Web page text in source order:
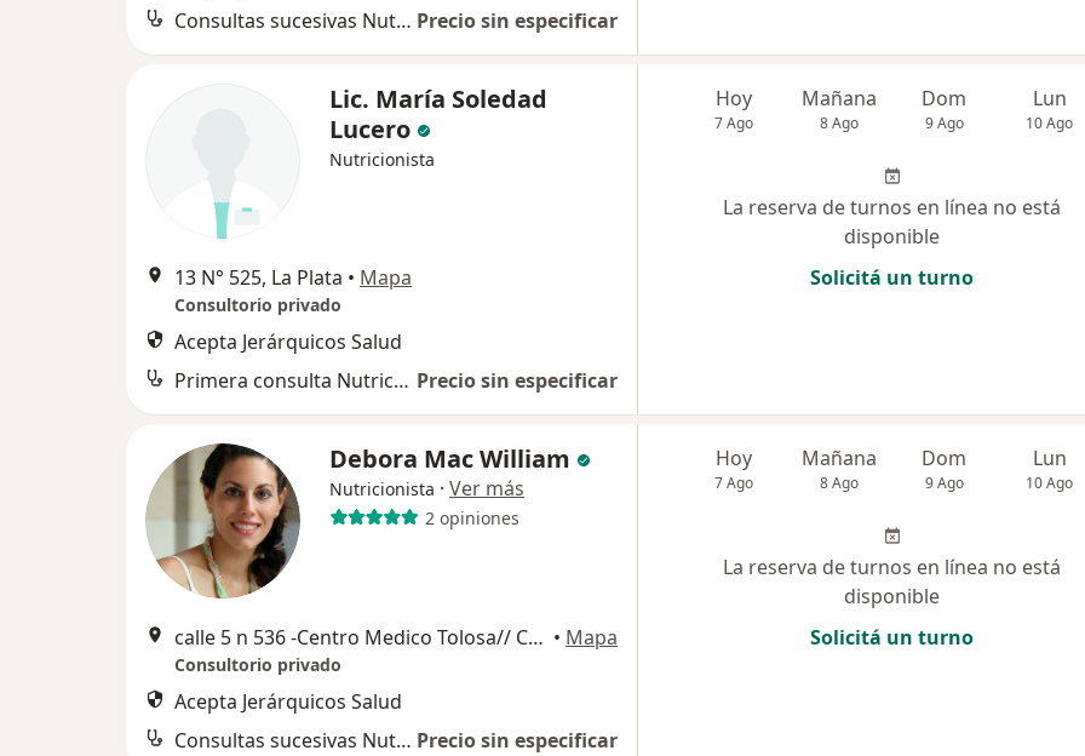
Consultas sucesivas Nutrición Precio sin especificar
Lic. María Soledad
Lucero
Nutricionista
13 N° 525, La Plata • Mapa
Consultorio privado
Acepta Jerárquicos Salud
Primera consulta Nutrición Precio sin especificar
Hoy
7 Ago
Mañana
8 Ago
Dom
9 Ago
Lun
10 Ago
La reserva de turnos en línea no está
disponible
Solicitá un turno
Debora Mac William
Nutricionista · Ver más
2 opiniones
calle 5 n 536 -Centro Medico Tolosa// Calle 37 n° 919 Cidis Consultorios, La Plata • Mapa
Consultorio privado
Acepta Jerárquicos Salud
Consultas sucesivas Nutrición Precio sin especificar
Hoy
7 Ago
Mañana
8 Ago
Dom
9 Ago
Lun
10 Ago
La reserva de turnos en línea no está
disponible
Solicitá un turno